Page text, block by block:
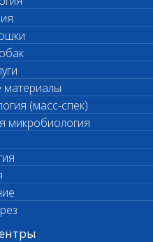
материалы
(масс-спек)
микробиология